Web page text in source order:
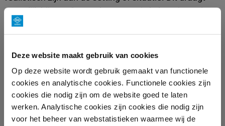
Deze website maakt gebruik van cookies
Op deze website wordt gebruik gemaakt van functionele
cookies en analytische cookies. Functionele cookies zijn
cookies die nodig zijn om de website goed te laten
werken. Analytische cookies zijn cookies die nodig zijn
voor het beheer van webstatistieken waarmee wij de
namelijk bij aan (het verhogen van) de koopintentie.
commercials? Vraag de onderzoeksuitgave aan bij
onze afdeling Research.
Deel dit artikel